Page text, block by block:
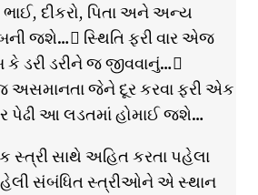
દીકરો, પિતા અને અન્ય
જશે… સ્થિતિ ફરી વાર એજ
ડરીને જ જીવવાનું…
જેને દૂર કરવા ફરી એક
પેઢી આ લડતમાં હોમાઈ જશે…
સાથે અહિત કરતા પહેલા
સંબંધિત સ્ત્રીઓને એ સ્થાન